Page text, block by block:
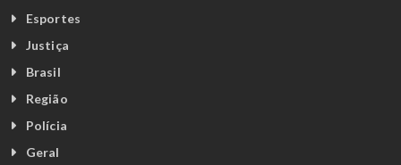
Esportes
Justiça
Brasil
Região
Polícia
Geral